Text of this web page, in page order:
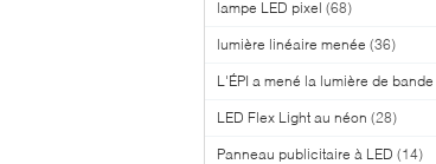
lampe LED pixel (68)
lumière linéaire menée (36)
L'ÉPI a mené la lumière de bande
LED Flex Light au néon (28)
Panneau publicitaire à LED (14)